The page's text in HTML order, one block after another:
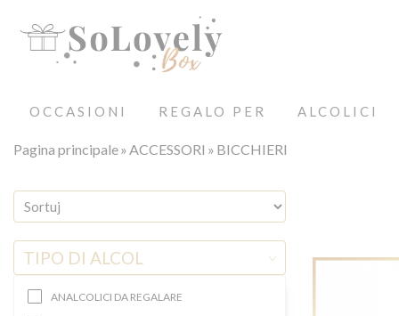
OCCASIONI REGALO PER ALCOLICI
Pagina principale ACCESSORI BICCHIERI
TIPO DI ALCOL
ANALCOLICI DA REGALARE